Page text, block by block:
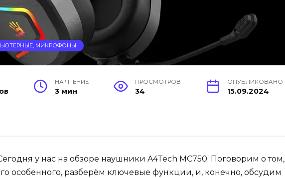
МИКРОФОНЫ
НА ЧТЕНИЕ
3 мин
ПРОСМОТРОВ
34
ОПУБЛИКОВАНО
15.09.2024
у нас на обзоре наушники A4Tech MC750. Поговорим о том,
особенного, разберём ключевые функции, и, конечно, обсудим